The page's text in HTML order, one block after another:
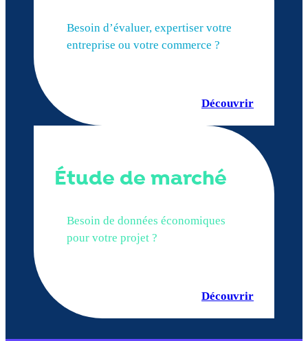
Besoin d’évaluer, expertiser votre
entreprise ou votre commerce ?
Découvrir
Étude de marché
Besoin de données économiques
pour votre projet ?
Découvrir